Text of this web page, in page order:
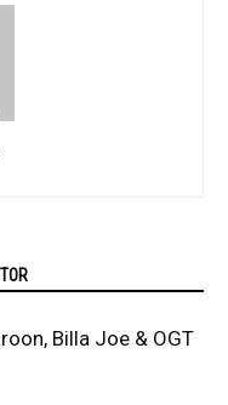
Billa Joe & OGT